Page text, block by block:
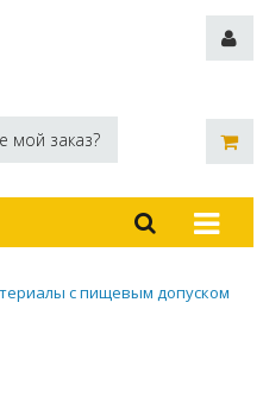
мой заказ?
с пищевым допуском